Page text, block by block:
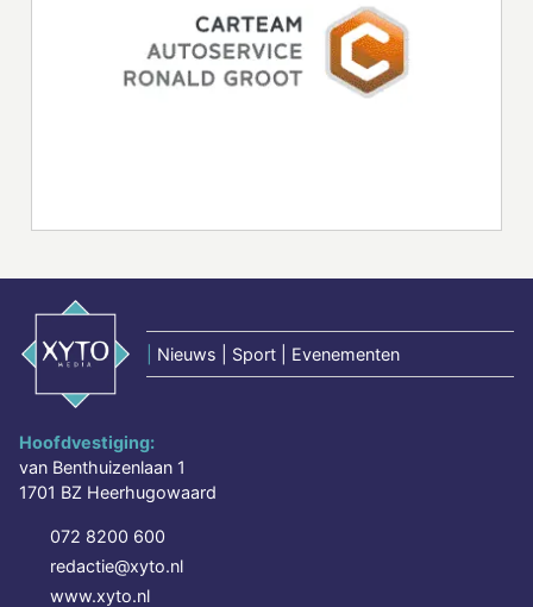
Nieuws | Sport | Evenementen
Hoofdvestiging:
van Benthuizenlaan 1
1701 BZ Heerhugowaard
072 8200 600
redactie@xyto.nl
www.xyto.nl